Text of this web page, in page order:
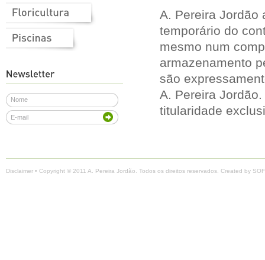
A. Pereira Jordão
temporário do
mesmo num
armazenamento
são
A. Pereira
titularidade
Disclaimer • Copyright © 2011 A. Pereira Jordão. Todos os direitos reservados. Created by